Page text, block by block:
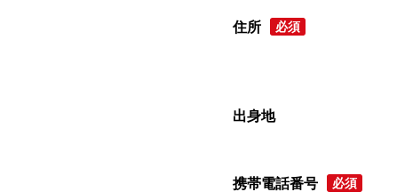
住所 必須
出身地
携帯電話番号 必須